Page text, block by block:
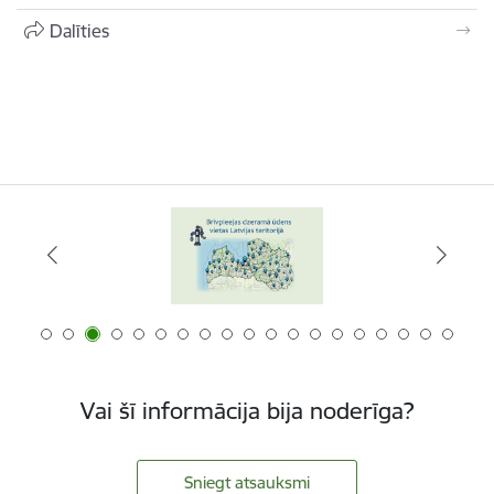
Dalīties
Vai šī informācija bija noderīga?
Sniegt atsauksmi